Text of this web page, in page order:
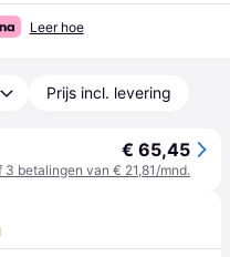
Leer hoe
Prijs incl. levering
€ 65,45
3 betalingen van € 21,81/mnd.